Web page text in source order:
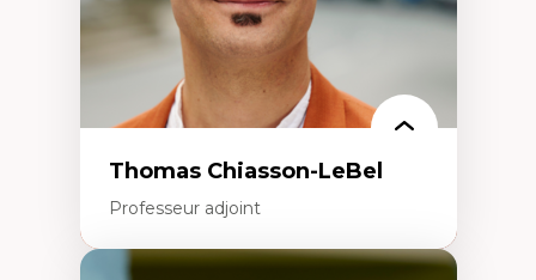
Thomas Chiasson-LeBel
Professeur adjoint